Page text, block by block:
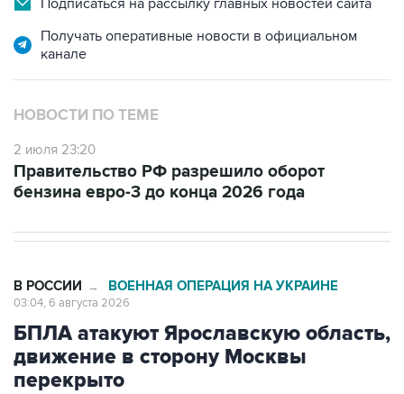
Получать оперативные новости в официальном
канале
НОВОСТИ ПО ТЕМЕ
2 июля 23:20
Правительство РФ разрешило оборот
бензина евро-3 до конца 2026 года
В РОССИИ → ВОЕННАЯ ОПЕРАЦИЯ НА УКРАИНЕ
03:04, 6 августа 2026
БПЛА атакуют Ярославскую область,
движение в сторону Москвы
перекрыто